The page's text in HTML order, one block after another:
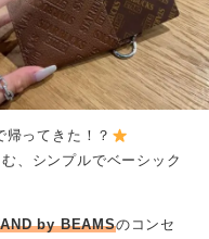
ってきた！？
、シンプルでベーシック
by BEAMSのコンセ